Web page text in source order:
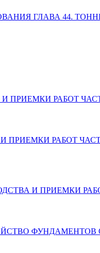
ГЛАВА 44.
ПРИЕМКИ РАБОТ
И ПРИЕМКИ РАБОТ
И ПРИЕМКИ